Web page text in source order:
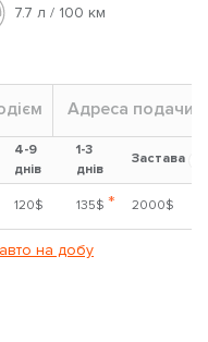
7.7 л / 100 км
Адреса подачи
4-9
днів
1-3
днів
Застава
120$ 135$ * 2000$
на добу